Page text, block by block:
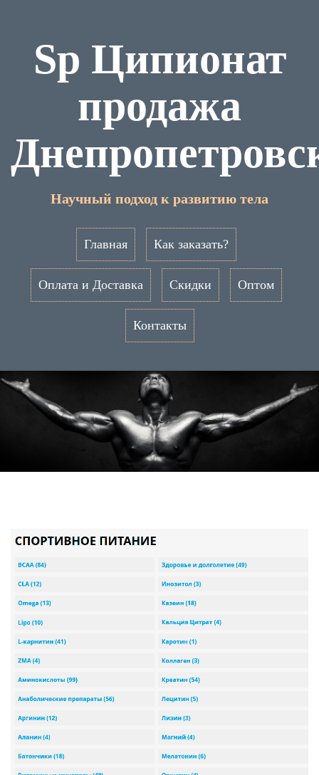
Sp Ципионат
продажа
Научный подход к развитию тела
Главная Как заказать?
Оплата и Доставка Скидки Оптом
Контакты